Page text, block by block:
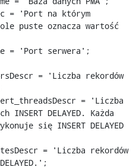
puste oznacza wartość
= 'Liczba rekordów
INSERT DELAYED. Każda
się INSERT DELAYED